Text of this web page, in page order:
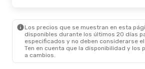
- PMO
RyanairDirecto
PMO- MRS
Mié., 26 Ago.- Dom., 30 Ago.
Los precios que se muestran en esta
disponibles durante los últimos 20 días
especificados y no deben considerarse
Ten en cuenta que la disponibilidad y los
a cambios.